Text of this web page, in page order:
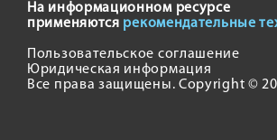
На информационном ресурсе
применяются рекомендательные
Пользовательское соглашение
Юридическая информация
Все права защищены. Copyright ©